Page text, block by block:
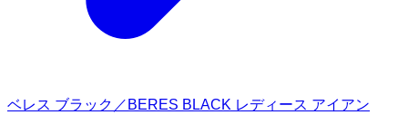
ベレス ブラック／BERES BLACK レディース アイアン